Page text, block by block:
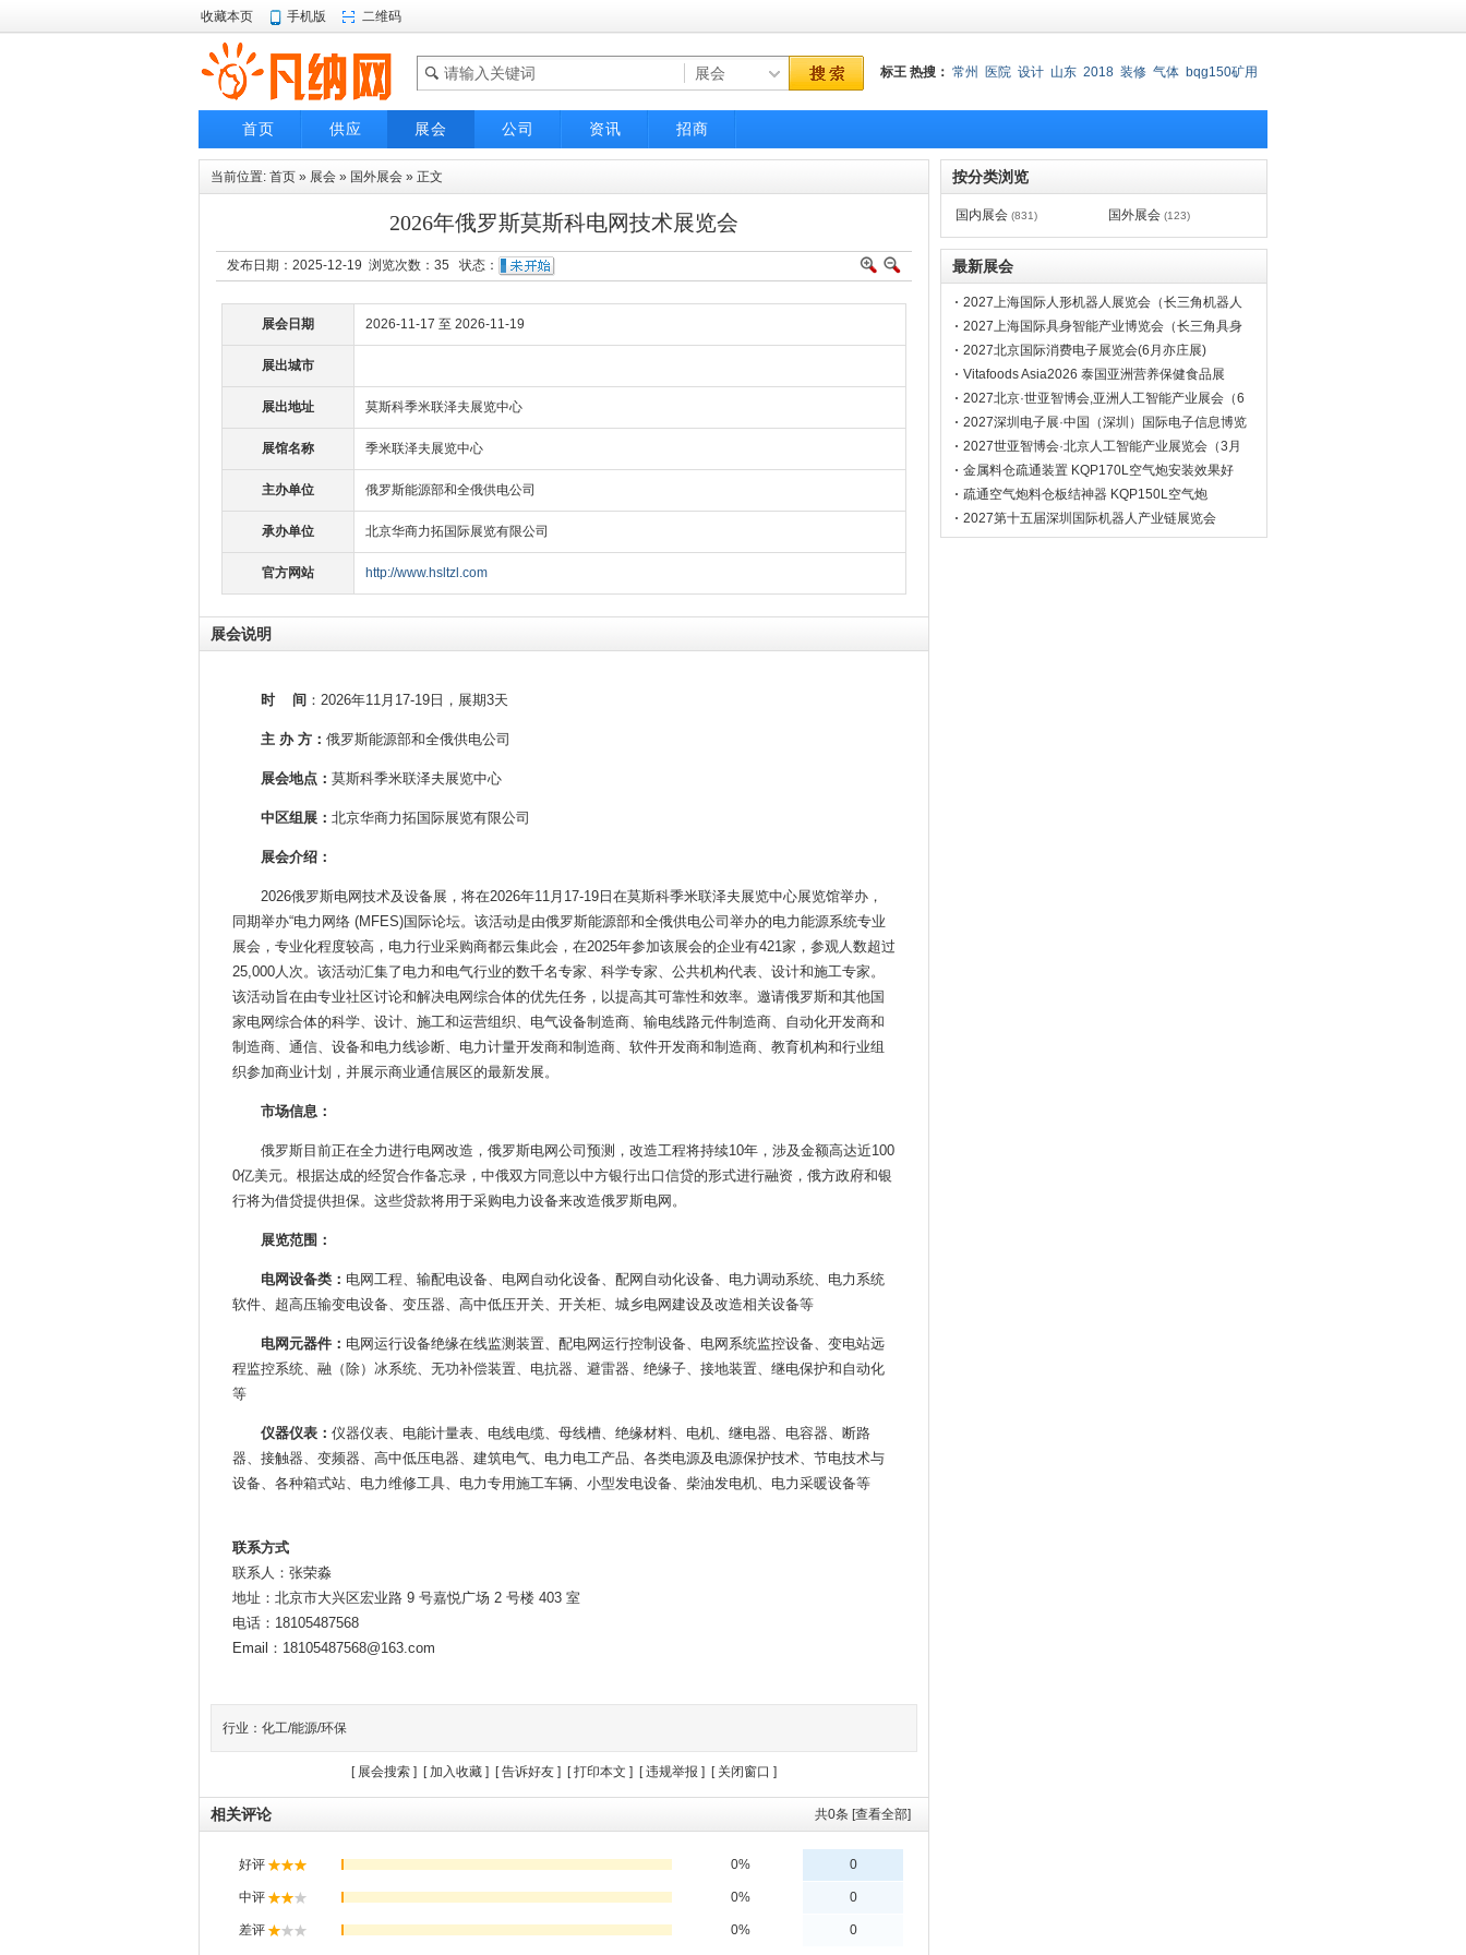
收藏本页 手机版 二维码
标王 热搜： 常州 医院 设计 山东 2018 装修 气体 bqg150矿用
首页 供应 展会 公司 资讯 招商
当前位置: 首页 » 展会 » 国外展会 » 正文
2026年俄罗斯莫斯科电网技术展览会
发布日期：2025-12-19 浏览次数： 35 状态：
展会日期 2026-11-17 至 2026-11-19
展出城市
展出地址 莫斯科季米联泽夫展览中心
展馆名称 季米联泽夫展览中心
主办单位 俄罗斯能源部和全俄供电公司
承办单位 北京华商力拓国际展览有限公司
官方网站 http://www.hsltzl.com
展会说明
时 间 ：2026年11月17-19日，展期3天
主 办 方： 俄罗斯能源部和全俄供电公司
展会地点： 莫斯科季米联泽夫展览中心
中区组展： 北京华商力拓国际展览有限公司
展会介绍：
2026俄罗斯电网技术及设备展，将在2026年11月17-19日在莫斯科季米联泽夫展览中心展览馆举办，
同期举办“电力网络 (MFES)国际论坛。该活动是由俄罗斯能源部和全俄供电公司举办的电力能源系统专业
展会，专业化程度较高，电力行业采购商都云集此会，在2025年参加该展会的企业有421家，参观人数超过
25,000人次。该活动汇集了电力和电气行业的数千名专家、科学专家、公共机构代表、设计和施工专家。
该活动旨在由专业社区讨论和解决电网综合体的优先任务，以提高其可靠性和效率。邀请俄罗斯和其他国
家电网综合体的科学、设计、施工和运营组织、电气设备制造商、输电线路元件制造商、自动化开发商和
制造商、通信、设备和电力线诊断、电力计量开发商和制造商、软件开发商和制造商、教育机构和行业组
织参加商业计划，并展示商业通信展区的最新发展。
市场信息：
俄罗斯目前正在全力进行电网改造，俄罗斯电网公司预测，改造工程将持续10年，涉及金额高达近100
0亿美元。根据达成的经贸合作备忘录，中俄双方同意以中方银行出口信贷的形式进行融资，俄方政府和银
行将为借贷提供担保。这些贷款将用于采购电力设备来改造俄罗斯电网。
展览范围：
电网设备类： 电网工程、输配电设备、电网自动化设备、配网自动化设备、电力调动系统、电力系统
软件、超高压输变电设备、变压器、高中低压开关、开关柜、城乡电网建设及改造相关设备等
电网元器件： 电网运行设备绝缘在线监测装置、配电网运行控制设备、电网系统监控设备、变电站远
程监控系统、融（除）冰系统、无功补偿装置、电抗器、避雷器、绝缘子、接地装置、继电保护和自动化
等
仪器仪表： 仪器仪表、电能计量表、电线电缆、母线槽、绝缘材料、电机、继电器、电容器、断路
器、接触器、变频器、高中低压电器、建筑电气、电力电工产品、各类电源及电源保护技术、节电技术与
设备、各种箱式站、电力维修工具、电力专用施工车辆、小型发电设备、柴油发电机、电力采暖设备等
联系方式
联系人：张荣淼
地址：北京市大兴区宏业路 9 号嘉悦广场 2 号楼 403 室
电话：18105487568
Email：18105487568@163.com
行业：化工/能源/环保
[ 展会搜索 ] [加入收藏 ] [告诉好友 ] [打印本文 ] [违规举报 ] [ 关闭窗口 ]
共0条 [查看全部]
相关评论
按分类浏览
国内展会 (831) 国外展会 (123)
最新展会
2027上海国际人形机器人展览会（长三角机器人
展）
2027上海国际具身智能产业博览会（长三角具身
智能展）
2027北京国际消费电子展览会(6月亦庄展)
Vitafoods Asia2026 泰国亚洲营养保健食品展
2027北京·世亚智博会,亚洲人工智能产业展会（6
月亦庄展）
2027深圳电子展·中国（深圳）国际电子信息博览
会
2027世亚智博会·北京人工智能产业展览会（3月
春季展）
金属料仓疏通装置 KQP170L空气炮安装效果好
疏通空气炮料仓板结神器 KQP150L空气炮
2027第十五届深圳国际机器人产业链展览会